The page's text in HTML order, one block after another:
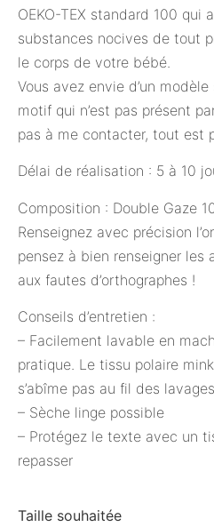
OEKO-TEX standard 100 qui
substances nocives de tout
le corps de votre bébé.
Vous avez envie d’un modèle
motif qui n’est pas présent
pas à me contacter, tout est
Délai de réalisation : 5 à 10
Composition : Double Gaze
Renseignez avec précision
pensez à bien renseigner
aux fautes d’orthographes !
Conseils d’entretien :
– Facilement lavable en
pratique. Le tissu polaire
s’abîme pas au fil des
– Sèche linge possible
– Protégez le texte avec un
repasser
Taille souhaitée